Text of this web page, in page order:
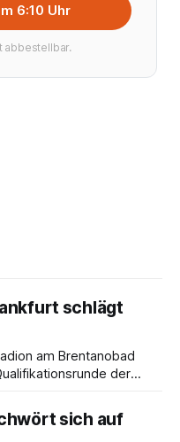
6:10 Uhr
abbestellbar.
schlägt
am Brentanobad
der
sich auf